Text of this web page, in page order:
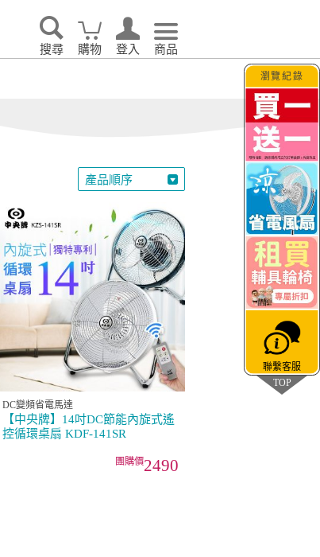
搜尋 購物 登入 商品
告別耗電怪獸！LG
產品順序
DC變頻省電馬達
【中央牌】14吋DC節能內旋式遙
控循環桌扇 KDF-141SR
2490
瀏覽紀錄
聯繫客服
TOP